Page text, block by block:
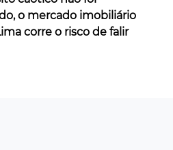
o mercado imobiliário
corre o risco de falir